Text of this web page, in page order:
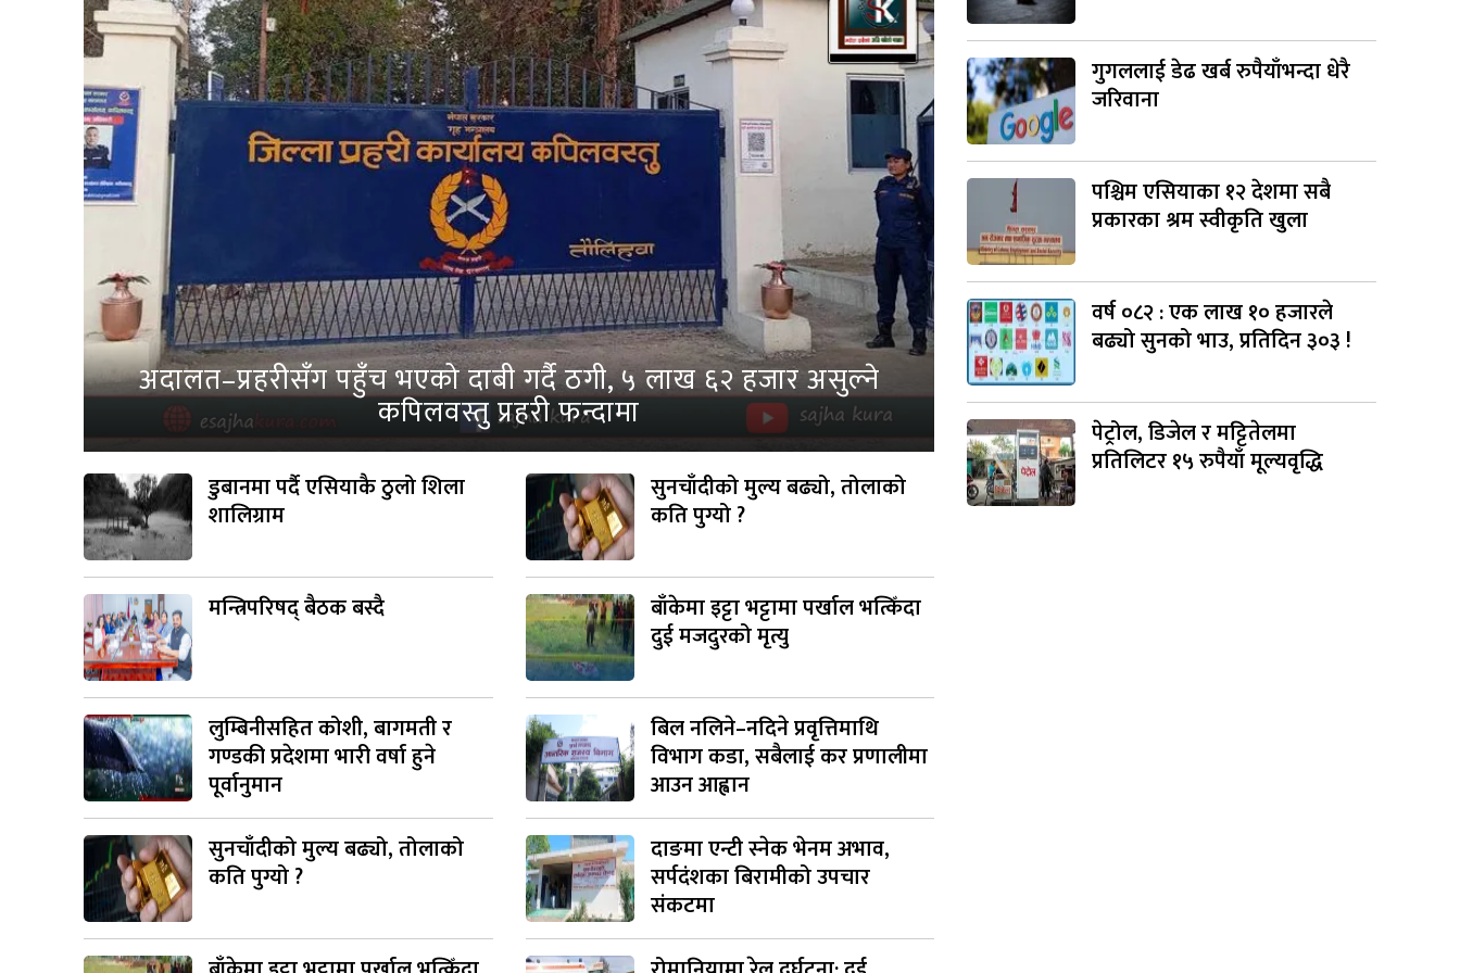
अदालत–प्रहरीसँग पहुँच भएको दाबी गर्दै ठगी, ५ लाख ६२ हजार असुल्ने
कपिलवस्तु प्रहरी फन्दामा
डुबानमा पर्दै एसियाकै ठुलो शिला
शालिग्राम
मन्त्रिपरिषद् बैठक बस्दै
लुम्बिनीसहित कोशी, बागमती र
गण्डकी प्रदेशमा भारी वर्षा हुने
पूर्वानुमान
सुनचाँदीको मुल्य बढ्यो, तोलाको
कति पुग्यो ?
सुनचाँदीको मुल्य बढ्यो, तोलाको
कति पुग्यो ?
बाँकेमा इट्टा भट्टामा पर्खाल भत्किँदा
दुई मजदुरको मृत्यु
बिल नलिने–नदिने प्रवृत्तिमाथि
विभाग कडा, सबैलाई कर प्रणालीमा
आउन आह्वान
दाङमा एन्टी स्नेक भेनम अभाव,
सर्पदंशका बिरामीको उपचार
संकटमा
गुगललाई डेढ खर्ब रुपैयाँभन्दा धेरै
जरिवाना
पश्चिम एसियाका १२ देशमा सबै
प्रकारका श्रम स्वीकृति खुला
वर्ष ०८२ : एक लाख १० हजारले
बढ्यो सुनको भाउ, प्रतिदिन ३०३ !
पेट्रोल, डिजेल र मट्टितेलमा
प्रतिलिटर १५ रुपैयाँ मूल्यवृद्धि